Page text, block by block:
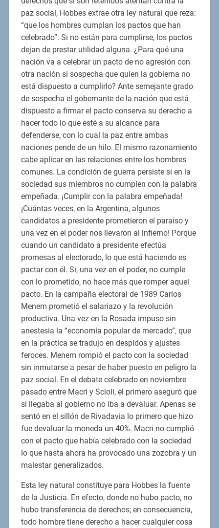
paz social, Hobbes extrae otra ley natural que reza:
“que los hombres cumplan los pactos que han
celebrado”. Si no están para cumplirse, los pactos
dejan de prestar utilidad alguna. ¿Para qué una
nación va a celebrar un pacto de no agresión con
otra nación si sospecha que quien la gobierna no
está dispuesto a cumplirlo? Ante semejante grado
de sospecha el gobernante de la nación que está
dispuesto a firmar el pacto conserva su derecho a
hacer todo lo que esté a su alcance para
defenderse, con lo cual la paz entre ambas
naciones pende de un hilo. El mismo razonamiento
cabe aplicar en las relaciones entre los hombres
comunes. La condición de guerra persiste si en la
sociedad sus miembros no cumplen con la palabra
empeñada. ¡Cumplir con la palabra empeñada!
¡Cuántas veces, en la Argentina, algunos
candidatos a presidente prometieron el paraíso y
una vez en el poder nos llevaron al infierno! Porque
cuando un candidato a presidente efectúa
promesas al electorado, lo que está haciendo es
pactar con él. Si, una vez en el poder, no cumple
con lo prometido, no hace más que romper aquel
pacto. En la campaña electoral de 1989 Carlos
Menem prometió el salariazo y la revolución
productiva. Una vez en la Rosada impuso sin
anestesia la “economía popular de mercado”, que
en la práctica se tradujo en despidos y ajustes
feroces. Menem rompió el pacto con la sociedad
sin inmutarse a pesar de haber puesto en peligro la
paz social. En el debate celebrado en noviembre
pasado entre Macri y Scioli, el primero aseguró que
si llegaba al gobierno no iba a devaluar. Apenas se
sentó en el sillón de Rivadavia lo primero que hizo
fue devaluar la moneda un 40%. Macri no cumplió
con el pacto que había celebrado con la sociedad
lo que hasta ahora ha provocado una zozobra y un
malestar generalizados.
Esta ley natural constituye para Hobbes la fuente
de la Justicia. En efecto, donde no hubo pacto, no
hubo transferencia de derechos; en consecuencia,
todo hombre tiene derecho a hacer cualquier cosa